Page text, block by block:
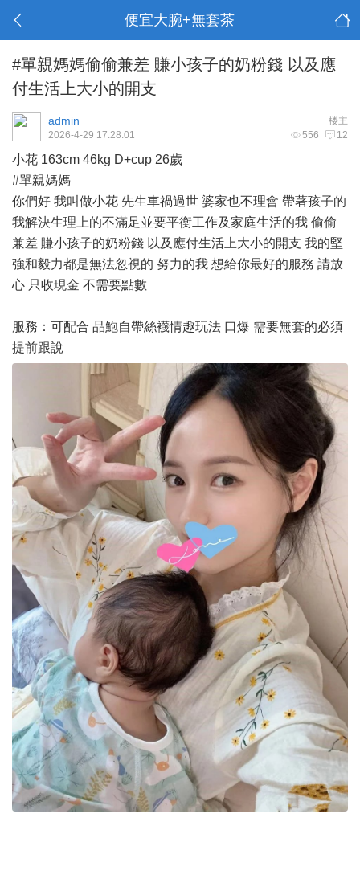
便宜大腕+無套茶
#單親媽媽偷偷兼差 賺小孩子的奶粉錢 以及應
付生活上大小的開支
楼主
admin
556 12
2026-4-29 17:28:01
小花 163cm 46kg D+cup 26歲
#單親媽媽
你們好 我叫做小花 先生車禍過世 婆家也不理會 帶著孩子的
我解決生理上的不滿足並要平衡工作及家庭生活的我 偷偷
兼差 賺小孩子的奶粉錢 以及應付生活上大小的開支 我的堅
強和毅力都是無法忽視的 努力的我 想給你最好的服務 請放
心 只收現金 不需要點數
服務：可配合 品鮑自帶絲襪情趣玩法 口爆 需要無套的必須
提前跟說